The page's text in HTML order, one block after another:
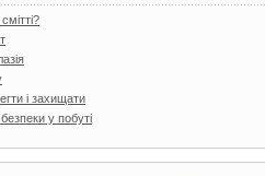
і захищати
у побуті